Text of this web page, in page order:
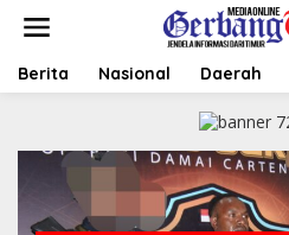
t
Berita Nasional Daerah